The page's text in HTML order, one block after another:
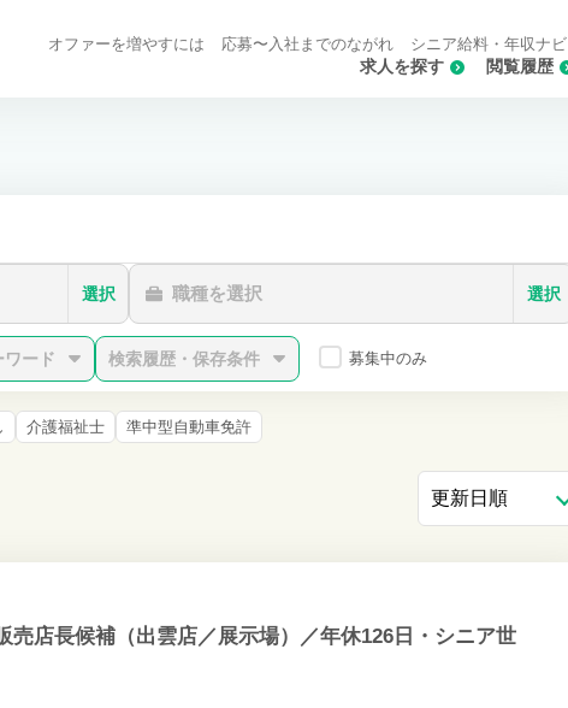
求人を探す 閲覧履歴
オファーを増やすには 応募〜入社までのながれ シニア給料・年収ナビ
選択 職種を選択 選択
ワード 検索履歴・保存条件 募集中のみ
介護福祉士 準中型自動車免許
売店長候補（出雲店／展示場）／年休126日・シニア世